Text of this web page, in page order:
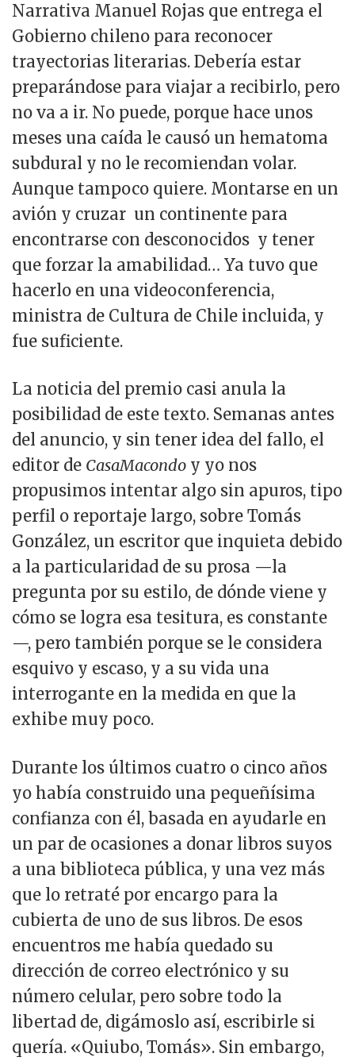
Narrativa Manuel Rojas que entrega el
Gobierno chileno para reconocer
trayectorias literarias. Debería estar
preparándose para viajar a recibirlo, pero
no va a ir. No puede, porque hace unos
meses una caída le causó un hematoma
subdural y no le recomiendan volar.
Aunque tampoco quiere. Montarse en un
avión y cruzar un continente para
encontrarse con desconocidos y tener
que forzar la amabilidad… Ya tuvo que
hacerlo en una videoconferencia,
ministra de Cultura de Chile incluida, y
fue suficiente.
La noticia del premio casi anula la
posibilidad de este texto. Semanas antes
del anuncio, y sin tener idea del fallo, el
editor de CasaMacondo y yo nos
propusimos intentar algo sin apuros, tipo
perfil o reportaje largo, sobre Tomás
González, un escritor que inquieta debido
a la particularidad de su prosa —la
pregunta por su estilo, de dónde viene y
cómo se logra esa tesitura, es constante
—, pero también porque se le considera
esquivo y escaso, y a su vida una
interrogante en la medida en que la
exhibe muy poco.
Durante los últimos cuatro o cinco años
yo había construido una pequeñísima
confianza con él, basada en ayudarle en
un par de ocasiones a donar libros suyos
a una biblioteca pública, y una vez más
que lo retraté por encargo para la
cubierta de uno de sus libros. De esos
encuentros me había quedado su
dirección de correo electrónico y su
número celular, pero sobre todo la
libertad de, digámoslo así, escribirle si
quería. «Quiubo, Tomás». Sin embargo,